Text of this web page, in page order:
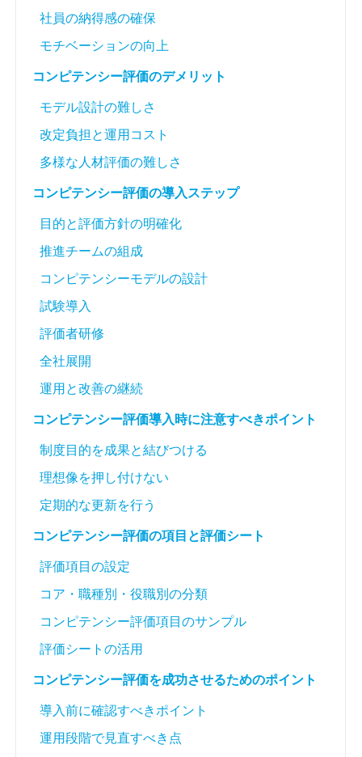
社員の納得感の確保
モチベーションの向上
コンピテンシー評価のデメリット
モデル設計の難しさ
改定負担と運用コスト
多様な人材評価の難しさ
コンピテンシー評価の導入ステップ
目的と評価方針の明確化
推進チームの組成
コンピテンシーモデルの設計
試験導入
評価者研修
全社展開
運用と改善の継続
コンピテンシー評価導入時に注意すべきポイント
制度目的を成果と結びつける
理想像を押し付けない
定期的な更新を行う
コンピテンシー評価の項目と評価シート
評価項目の設定
コア・職種別・役職別の分類
コンピテンシー評価項目のサンプル
評価シートの活用
コンピテンシー評価を成功させるためのポイント
導入前に確認すべきポイント
運用段階で見直すべき点